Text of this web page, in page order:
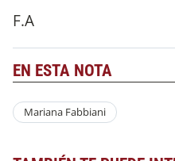
F.A
EN ESTA NOTA
Mariana Fabbiani